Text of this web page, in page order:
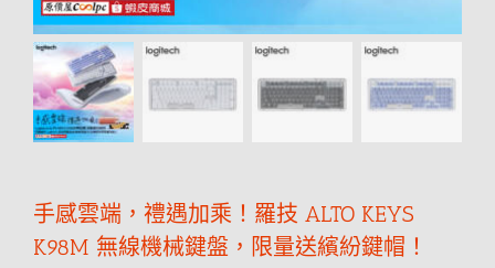
手感雲端，禮遇加乘！羅技 ALTO KEYS
K98M 無線機械鍵盤，限量送繽紛鍵帽！